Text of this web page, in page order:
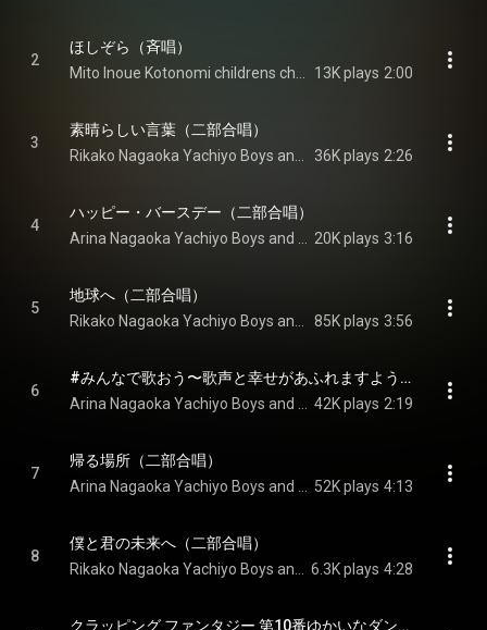
2
ほしぞら（斉唱）
13K plays 2:00
3
素晴らしい言葉（二部合唱）
36K plays 2:26
4
ハッピー・バースデー（二部合唱）
20K plays 3:16
5
地球へ（二部合唱）
85K plays 3:56
6
#みんなで歌おう〜歌声と幸せがあふれますように（二部合唱）
42K plays 2:19
7
帰る場所（二部合唱）
52K plays 4:13
8
僕と君の未来へ（二部合唱）
6.3K plays 4:28
クラッピング ファンタジー 第10番ゆかいなダンス（手拍子×2＋キーボード）